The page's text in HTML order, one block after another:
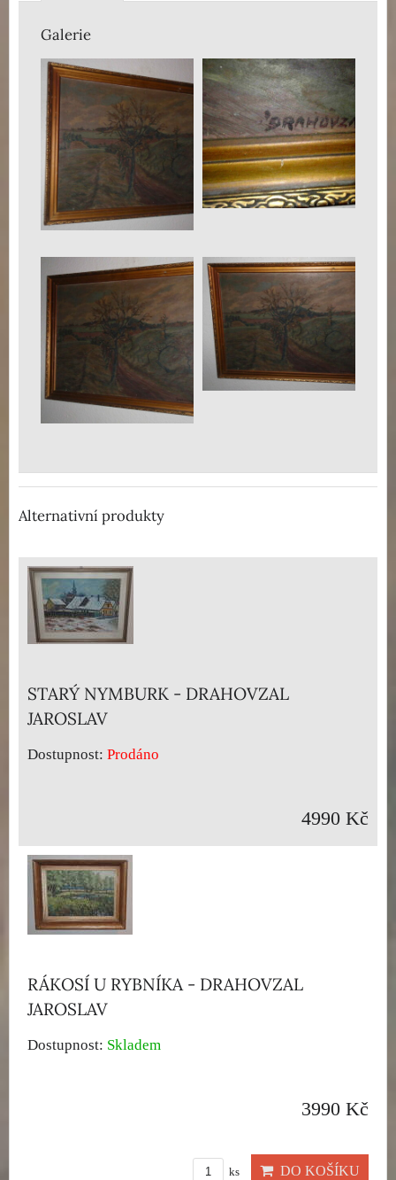
Galerie
Alternativní produkty
STARÝ NYMBURK - DRAHOVZAL
JAROSLAV
Dostupnost: Prodáno
4990 Kč
RÁKOSÍ U RYBNÍKA - DRAHOVZAL
JAROSLAV
Dostupnost: Skladem
3990 Kč
ks DO KOŠÍKU